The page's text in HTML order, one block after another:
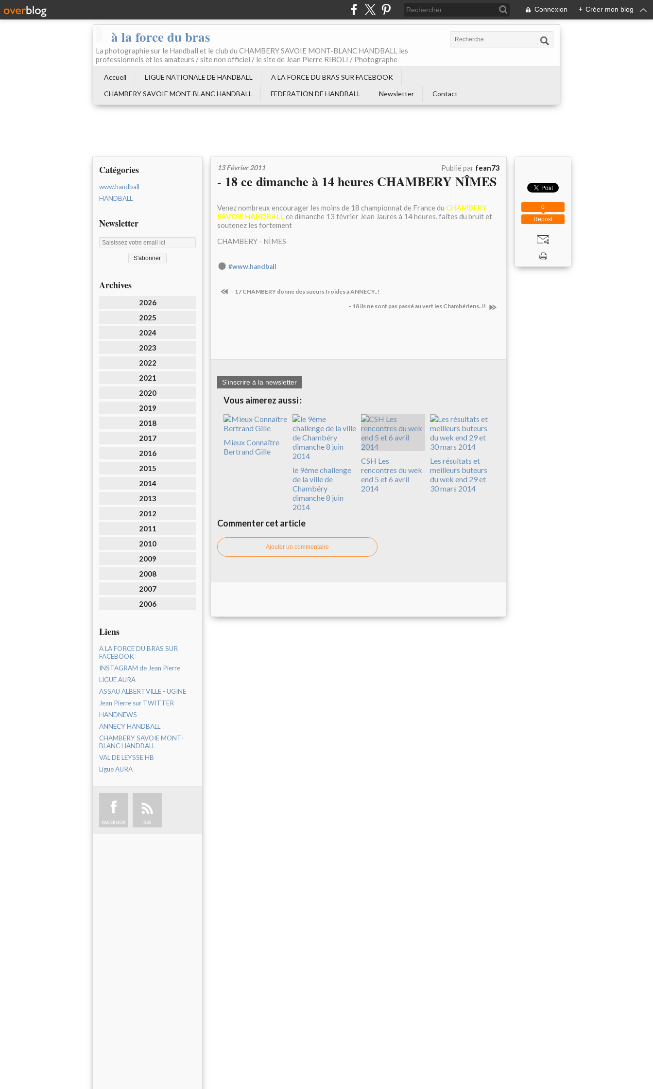
Connexion + Créer mon blog
à la force du bras
La photographie sur le Handball et le club du CHAMBERY SAVOIE MONT-BLANC HANDBALL les
professionnels et les amateurs / site non officiel / le site de Jean Pierre RIBOLI / Photographe
Accueil LIGUE NATIONALE DE HANDBALL
A LA FORCE DU BRAS SUR FACEBOOK
CHAMBERY SAVOIE MONT-BLANC HANDBALL
FEDERATION DE HANDBALL Newsletter Contact
Catégories
www.handball
HANDBALL
Newsletter
Archives
2026
2025
2024
2023
2022
2021
2020
2019
2018
2017
2016
2015
2014
2013
2012
2011
2010
2009
2008
2007
2006
Liens
A LA FORCE DU BRAS SUR
FACEBOOK
INSTAGRAM de Jean Pierre
LIGUE AURA
ASSAU ALBERTVILLE - UGINE
Jean Pierre sur TWITTER
HANDNEWS
ANNECY HANDBALL
CHAMBERY SAVOIE MONT-
BLANC HANDBALL
VAL DE LEYSSE HB
Ligue AURA
FACEBOOK RSS
13 Février 2011 Publié par fean73
- 18 ce dimanche à 14 heures CHAMBERY NÎMES
Venez nombreux encourager les moins de 18 championnat de France du CHAMBERY
SAVOIE HANDBALLce dimanche 13 février Jean Jaures à 14 heures, faîtes du bruit et
soutenez les fortement
CHAMBERY - NÎMES
#www.handball
- 17 CHAMBERY donne des sueurs froides à ANNECY..!
- 18 ils ne sont pas passé au vert les Chambériens..!!
S'inscrire à la newsletter
Vous aimerez aussi :
Mieux Connaître
Bertrand Gille
le 9ème challenge
de la ville de
Chambéry
dimanche 8 juin
2014
CSH Les
rencontres du wek
end 5 et 6 avril
2014
Les résultats et
meilleurs buteurs
du wek end 29 et
30 mars 2014
Commenter cet article
Ajouter un commentaire
Repost
0